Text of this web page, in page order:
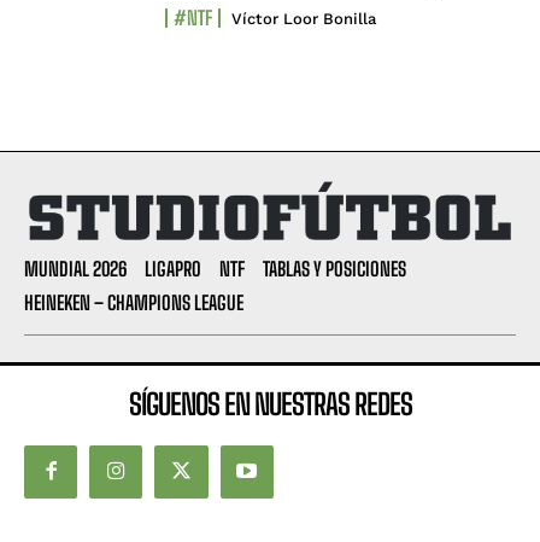
#NTF Víctor Loor Bonilla
MUNDIAL 2026 LIGAPRO NTF
TABLAS Y POSICIONES
HEINEKEN – CHAMPIONS LEAGUE
SÍGUENOS EN NUESTRAS REDES